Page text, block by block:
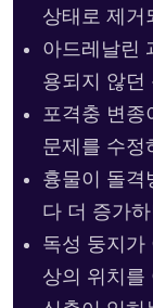
상태로 제거
아드레날린
용되지 않던
포격충 변종
문제를 수정
흉물이 돌격
다 더 증가
독성 둥지가
상의 위치를